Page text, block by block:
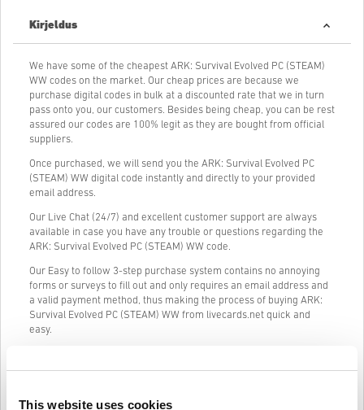
This website uses cookies
Kirjeldus
We have some of the cheapest ARK: Survival Evolved PC (STEAM)
WW codes on the market. Our cheap prices are because we
purchase digital codes in bulk at a discounted rate that we in turn
pass onto you, our customers. Besides being cheap, you can be rest
assured our codes are 100% legit as they are bought from official
suppliers.
Once purchased, we will send you the ARK: Survival Evolved PC
(STEAM) WW digital code instantly and directly to your provided
email address.
Our Live Chat (24/7) and excellent customer support are always
available in case you have any trouble or questions regarding the
ARK: Survival Evolved PC (STEAM) WW code.
Our Easy to follow 3-step purchase system contains no annoying
forms or surveys to fill out and only requires an email address and
a valid payment method, thus making the process of buying ARK:
Survival Evolved PC (STEAM) WW from livecards.net quick and
easy.